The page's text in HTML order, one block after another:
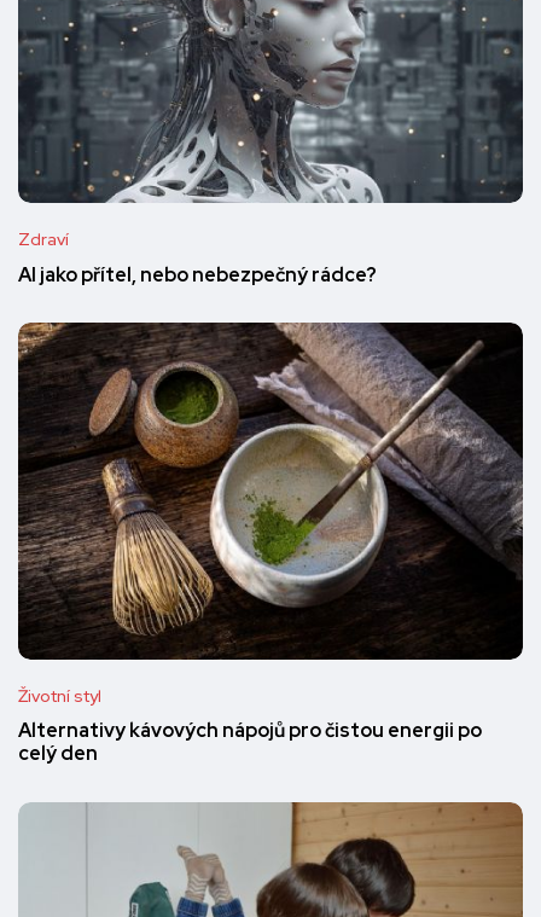
Zdraví
AI jako přítel, nebo nebezpečný rádce?
Životní styl
Alternativy kávových nápojů pro čistou energii po
celý den